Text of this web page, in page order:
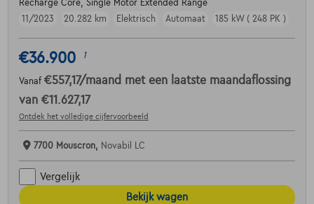
Recharge Core, Single Motor Extended Range
11/2023
20.282 km Elektrisch Automaat 185 kW ( 248 PK )
€36.900 1
Vanaf €557,17/maand met een laatste maandaflossing
van €11.627,17
Ontdek het volledige cijfervoorbeeld
7700 Mouscron, Novabil LC
Vergelijk
Bekijk wagen